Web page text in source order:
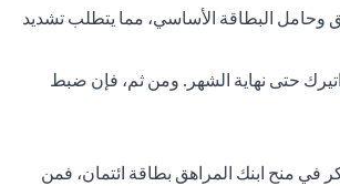
وحامل البطاقة الأساسي، مما يتطلب تشديد
حتى نهاية الشهر. ومن ثم، فإن ضبط
في منح ابنك المراهق بطاقة ائتمان، فمن